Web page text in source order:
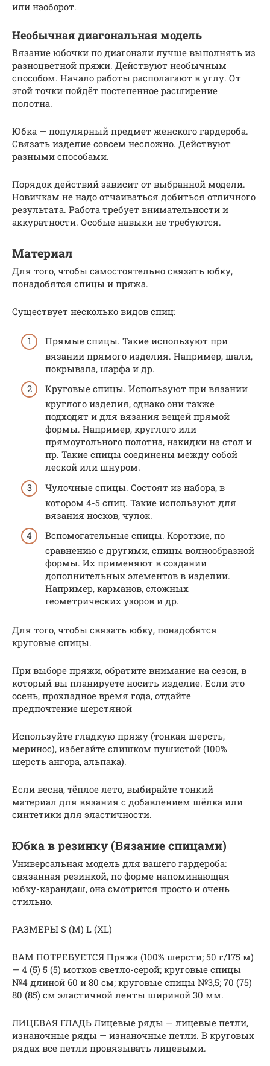
или наоборот.
Необычная диагональная модель
Вязание юбочки по диагонали лучше выполнять из
разноцветной пряжи. Действуют необычным
способом. Начало работы располагают в углу. От
этой точки пойдёт постепенное расширение
полотна.
Юбка — популярный предмет женского гардероба.
Связать изделие совсем несложно. Действуют
разными способами.
Порядок действий зависит от выбранной модели.
Новичкам не надо отчаиваться добиться отличного
результата. Работа требует внимательности и
аккуратности. Особые навыки не требуются.
Материал
Для того, чтобы самостоятельно связать юбку,
понадобятся спицы и пряжа.
Существует несколько видов спиц:
Прямые спицы. Такие используют при
вязании прямого изделия. Например, шали,
покрывала, шарфа и др.
Круговые спицы. Используют при вязании
круглого изделия, однако они также
подходят и для вязания вещей прямой
формы. Например, круглого или
прямоугольного полотна, накидки на стол и
пр. Такие спицы соединены между собой
леской или шнуром.
Чулочные спицы. Состоят из набора, в
котором 4-5 спиц. Такие используют для
вязания носков, чулок.
Вспомогательные спицы. Короткие, по
сравнению с другими, спицы волнообразной
формы. Их применяют в создании
дополнительных элементов в изделии.
Например, карманов, сложных
геометрических узоров и др.
Для того, чтобы связать юбку, понадобятся
круговые спицы.
При выборе пряжи, обратите внимание на сезон, в
который вы планируете носить изделие. Если это
осень, прохладное время года, отдайте
предпочтение шерстяной
Используйте гладкую пряжу (тонкая шерсть,
меринос), избегайте слишком пушистой (100%
шерсть ангора, альпака).
Если весна, тёплое лето, выбирайте тонкий
материал для вязания с добавлением шёлка или
синтетики для эластичности.
Юбка в резинку (Вязание спицами)
Универсальная модель для вашего гардероба:
связанная резинкой, по форме напоминающая
юбку-карандаш, она смотрится просто и очень
стильно.
РАЗМЕРЫ S (M) L (XL)
ВАМ ПОТРЕБУЕТСЯ Пряжа (100% шерсти; 50 г/175 м)
— 4 (5) 5 (5) мотков светло-серой; круговые спицы
№4 длиной 60 и 80 см; круговые спицы №3,5; 70 (75)
80 (85) см эластичной ленты шириной 30 мм.
ЛИЦЕВАЯ ГЛАДЬ Лицевые ряды — лицевые петли,
изнаночные ряды — изнаночные петли. В круговых
рядах все петли провязывать лицевыми.